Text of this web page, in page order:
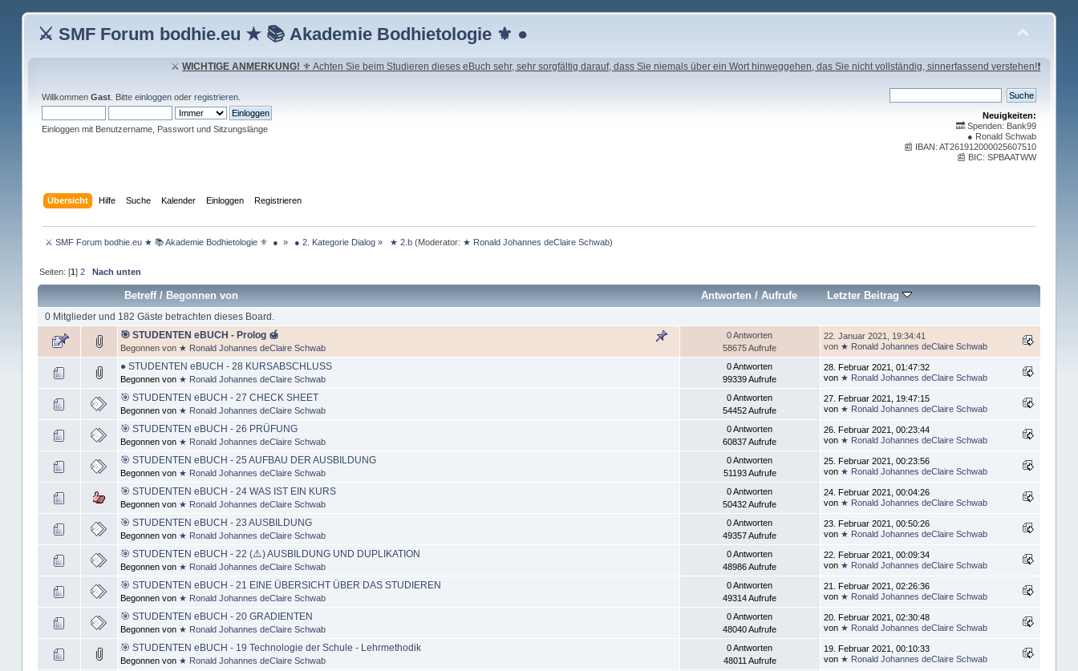
⚔ SMF Forum bodhie.eu ★ 📚 Akademie Bodhietologie ⚜ ●
⚔WICHTIGE ANMERKUNG! ⚜ Achten Sie beim Studieren dieses eBuch sehr, sehr sorgfältig darauf, dass Sie niemals über ein Wort hinweggehen, das Sie nicht vollständig, sinnerfassend verstehen!❗
Willkommen Gast. Bitte einloggenoder registrieren.
Einloggen mit Benutzername, Passwort und Sitzungslänge
Neuigkeiten:
🔜 Spenden: Bank99
● Ronald Schwab
📰 IBAN: AT261912000025607510
📰 BIC: SPBAATWW
Übersicht Hilfe Suche Kalender Einloggen Registrieren
⚔ SMF Forum bodhie.eu ★ 📚 Akademie Bodhietologie ⚜  ● » ● 2. Kategorie Dialog » ★ 2.b(Moderator: ★ Ronald Johannes deClaire Schwab)
Seiten: [1]2 Nach unten
Betreff/ Begonnen von Antworten /Aufrufe Letzter Beitrag
0 Mitglieder und 182 Gäste betrachten dieses Board.
🎯 STUDENTEN eBUCH - Prolog 🍯
Begonnen von ★ Ronald Johannes deClaire Schwab
0 Antworten
58675 Aufrufe
22. Januar 2021, 19:34:41
von ★ Ronald Johannes deClaire Schwab
● STUDENTEN eBUCH - 28 KURSABSCHLUSS
Begonnen von ★ Ronald Johannes deClaire Schwab
0 Antworten
99339 Aufrufe
28. Februar 2021, 01:47:32
von ★ Ronald Johannes deClaire Schwab
🎯 STUDENTEN eBUCH - 27 CHECK SHEET
Begonnen von ★ Ronald Johannes deClaire Schwab
0 Antworten
54452 Aufrufe
27. Februar 2021, 19:47:15
von ★ Ronald Johannes deClaire Schwab
🎯 STUDENTEN eBUCH - 26 PRÜFUNG
Begonnen von ★ Ronald Johannes deClaire Schwab
0 Antworten
60837 Aufrufe
26. Februar 2021, 00:23:44
von ★ Ronald Johannes deClaire Schwab
🎯 STUDENTEN eBUCH - 25 AUFBAU DER AUSBILDUNG
Begonnen von ★ Ronald Johannes deClaire Schwab
0 Antworten
51193 Aufrufe
25. Februar 2021, 00:23:56
von ★ Ronald Johannes deClaire Schwab
🎯 STUDENTEN eBUCH - 24 WAS IST EIN KURS
Begonnen von ★ Ronald Johannes deClaire Schwab
0 Antworten
50432 Aufrufe
24. Februar 2021, 00:04:26
von ★ Ronald Johannes deClaire Schwab
🎯 STUDENTEN eBUCH - 23 AUSBILDUNG
Begonnen von ★ Ronald Johannes deClaire Schwab
0 Antworten
49357 Aufrufe
23. Februar 2021, 00:50:26
von ★ Ronald Johannes deClaire Schwab
🎯 STUDENTEN eBUCH - 22 (⚠️) AUSBILDUNG UND DUPLIKATION
Begonnen von ★ Ronald Johannes deClaire Schwab
0 Antworten
48986 Aufrufe
22. Februar 2021, 00:09:34
von ★ Ronald Johannes deClaire Schwab
🎯 STUDENTEN eBUCH - 21 EINE ÜBERSICHT ÜBER DAS STUDIEREN
Begonnen von ★ Ronald Johannes deClaire Schwab
0 Antworten
49314 Aufrufe
21. Februar 2021, 02:26:36
von ★ Ronald Johannes deClaire Schwab
🎯 STUDENTEN eBUCH - 20 GRADIENTEN
Begonnen von ★ Ronald Johannes deClaire Schwab
0 Antworten
48040 Aufrufe
20. Februar 2021, 02:30:48
von ★ Ronald Johannes deClaire Schwab
🎯 STUDENTEN eBUCH - 19 Technologie der Schule - Lehrmethodik
Begonnen von ★ Ronald Johannes deClaire Schwab
0 Antworten
48011 Aufrufe
19. Februar 2021, 00:10:33
von ★ Ronald Johannes deClaire Schwab